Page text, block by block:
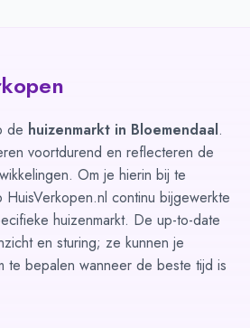
de huizenmarkt in Bloemendaal.
voortdurend en reflecteren de
Om je hierin bij te
continu bijgewerkte
huizenmarkt. De up-to-date
en sturing; ze kunnen je
te bepalen wanneer de beste tijd is